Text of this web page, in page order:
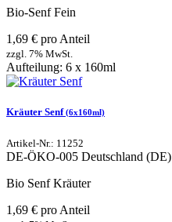
Bio-Senf Fein
1,69 € pro Anteil
zzgl. 7% MwSt.
Aufteilung: 6 x 160ml
Kräuter Senf(6x160ml)
Artikel-Nr.: 11252
DE-ÖKO-005 Deutschland (DE)
Bio Senf Kräuter
1,69 € pro Anteil